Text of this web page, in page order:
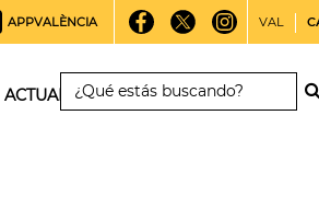
APPVALÈNCIA VAL
ACTUALIDAD